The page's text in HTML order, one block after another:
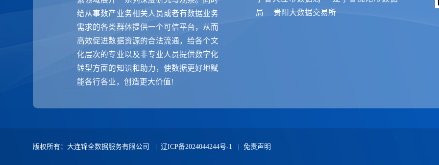
给从事数产业务相关人员或者有数据业务
需求的各类群体提供一个可信平台，从而
高效促进数据资源的合法流通，给各个文
化层次的专业以及非专业人员提供数字化
转型方面的知识和助力，使数据更好地赋
能各行各业，创造更大价值!
局
贵阳大数据交易所
版权所有：大连锦全数据服务有限公司 |辽ICP备2024044244号-1 |免责声明